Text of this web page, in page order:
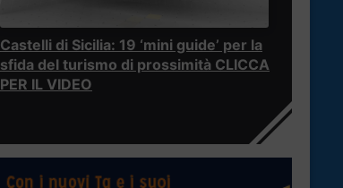
Castelli di Sicilia: 19 ‘mini guide’ per la
sfida del turismo di prossimità CLICCA
PER IL VIDEO